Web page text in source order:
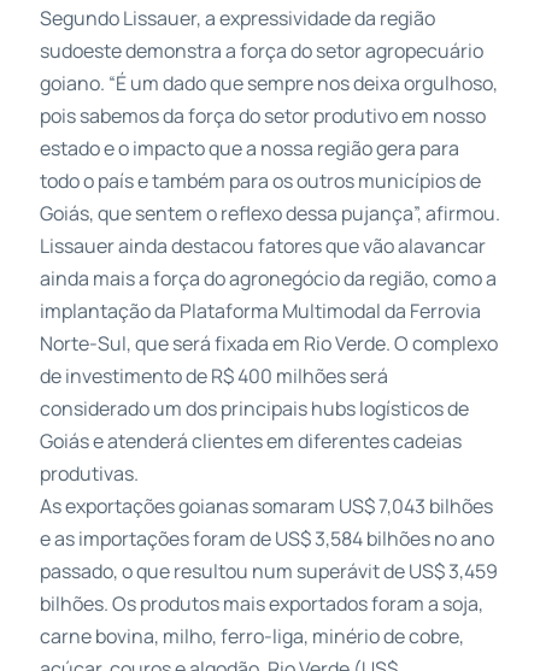
Segundo Lissauer, a expressividade da região
sudoeste demonstra a força do setor agropecuário
goiano. “É um dado que sempre nos deixa orgulhoso,
pois sabemos da força do setor produtivo em nosso
estado e o impacto que a nossa região gera para
todo o país e também para os outros municípios de
Goiás, que sentem o reflexo dessa pujança”, afirmou.
Lissauer ainda destacou fatores que vão alavancar
ainda mais a força do agronegócio da região, como a
implantação da Plataforma Multimodal da Ferrovia
Norte-Sul, que será fixada em Rio Verde. O complexo
de investimento de R$ 400 milhões será
considerado um dos principais hubs logísticos de
Goiás e atenderá clientes em diferentes cadeias
produtivas.
As exportações goianas somaram US$ 7,043 bilhões
e as importações foram de US$ 3,584 bilhões no ano
passado, o que resultou num superávit de US$ 3,459
bilhões. Os produtos mais exportados foram a soja,
carne bovina, milho, ferro-liga, minério de cobre,